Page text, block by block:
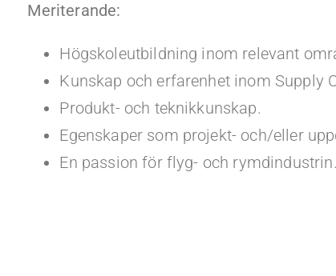
Meriterande:
Högskoleutbildning inom relevant
Kunskap och erfarenhet inom Supply
Produkt- och teknikkunskap.
Egenskaper som projekt- och/eller
En passion för flyg- och rymdindustrin.